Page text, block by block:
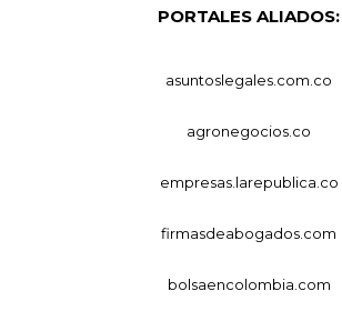
PORTALES ALIADOS:
asuntoslegales.com.co
agronegocios.co
empresas.larepublica.co
firmasdeabogados.com
bolsaencolombia.com